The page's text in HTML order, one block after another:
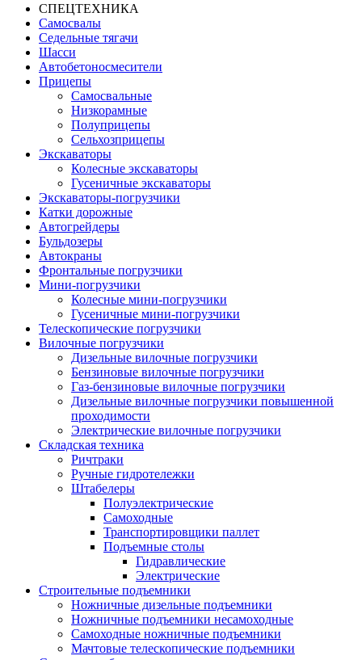
СПЕЦТЕХНИКА
Самосвалы
Седельные тягачи
Шасси
Автобетоно­смесители
Прицепы
Самосвальные
Низкорамные
Полуприцепы
Сельхозприцепы
Экскаваторы
Колесные экскаваторы
Гусеничные экскаваторы
Экскаваторы-погрузчики
Катки дорожные
Автогрейдеры
Бульдозеры
Автокраны
Фронтальные погрузчики
Мини-погрузчики
Колесные мини-погрузчики
Гусеничные мини-погрузчики
Телескопические погрузчики
Вилочные погрузчики
Дизельные вилочные погрузчики
Бензиновые вилочные погрузчики
Газ-бензиновые вилочные погрузчики
Дизельные вилочные погрузчики повышенной
проходимости
Электрические вилочные погрузчики
Складская техника
Ричтраки
Ручные гидротележки
Штабелеры
Полуэлектрические
Самоходные
Транспортировщики паллет
Подъемные столы
Гидравлические
Электрические
Строительные подъемники
Ножничные дизельные подъемники
Ножничные подъемники несамоходные
Самоходные ножничные подъемники
Мачтовые телескопические подъемники